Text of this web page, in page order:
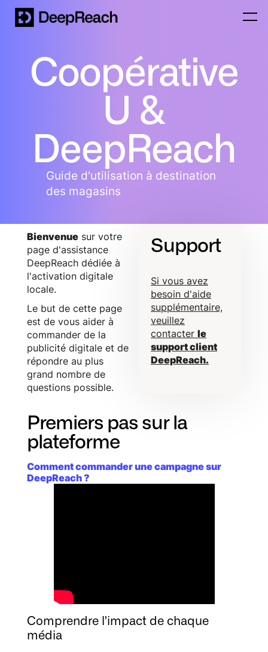
Coopérative
U &
DeepReach
Guide d'utilisation à destination
des magasins
Bienvenuesur votre
page d'assistance
DeepReach dédiée à
l'activation digitale
locale.
Le but de cette page
est de vous aider à
commander de la
publicité digitale et de
répondre au plus
grand nombre de
questions possible.
Support
Si vous avez
besoin d'aide
supplémentaire,
veuillez
contacter le
support client
DeepReach.
Premiers pas sur la
plateforme
Comment commander une campagne sur
DeepReach ?
Comprendre l'impact de chaque
média